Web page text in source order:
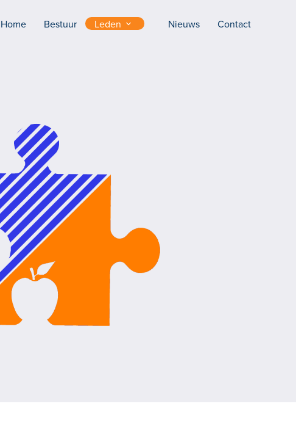
Home Bestuur Leden Nieuws Contact